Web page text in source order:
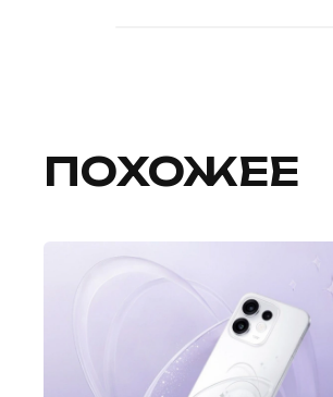
ПОХОЖЕЕ